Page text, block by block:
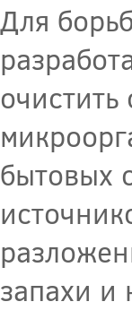
Для
бытовых
запахи и